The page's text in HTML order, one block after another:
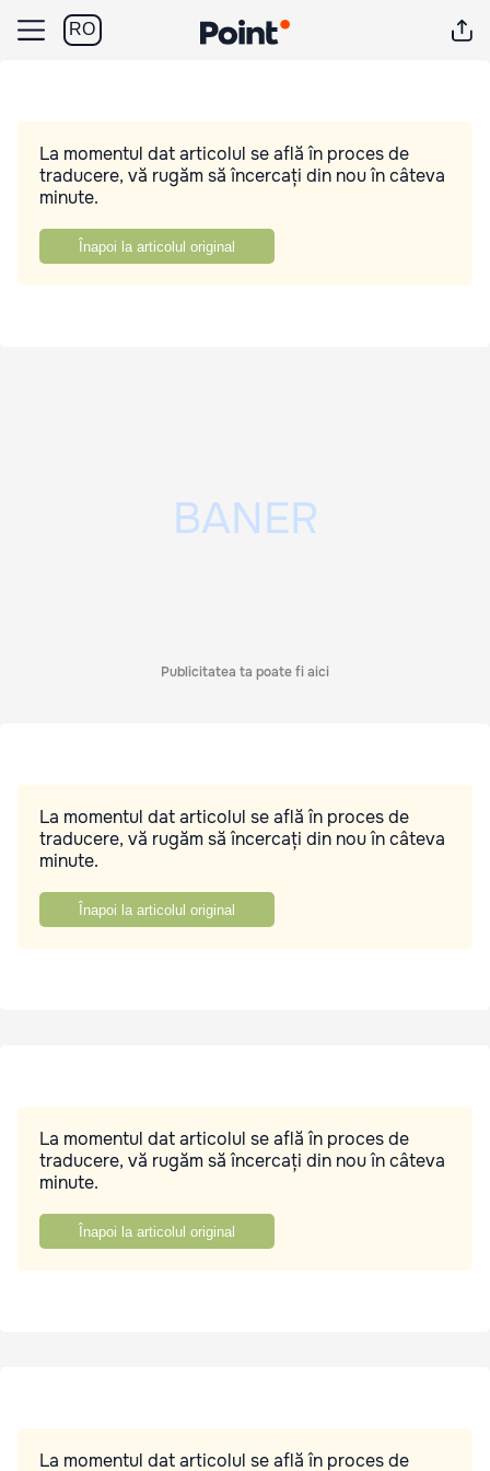
RO
La momentul dat articolul se află în proces de
traducere, vă rugăm să încercați din nou în câteva
minute.
Înapoi la articolul original
Publicitatea ta poate fi aici
La momentul dat articolul se află în proces de
traducere, vă rugăm să încercați din nou în câteva
minute.
Înapoi la articolul original
La momentul dat articolul se află în proces de
traducere, vă rugăm să încercați din nou în câteva
minute.
Înapoi la articolul original
La momentul dat articolul se află în proces de